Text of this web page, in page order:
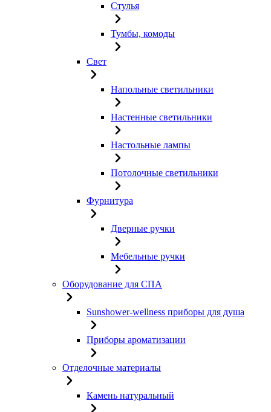
Стулья
Тумбы, комоды
Свет
Напольные светильники
Настенные светильники
Настольные лампы
Потолочные светильники
Фурнитура
Дверные ручки
Мебельные ручки
Оборудование для СПА
Sunshower-wellness приборы для душа
Приборы ароматизации
Отделочные материалы
Камень натуральный